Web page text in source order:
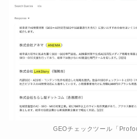
GEOチェックツール「